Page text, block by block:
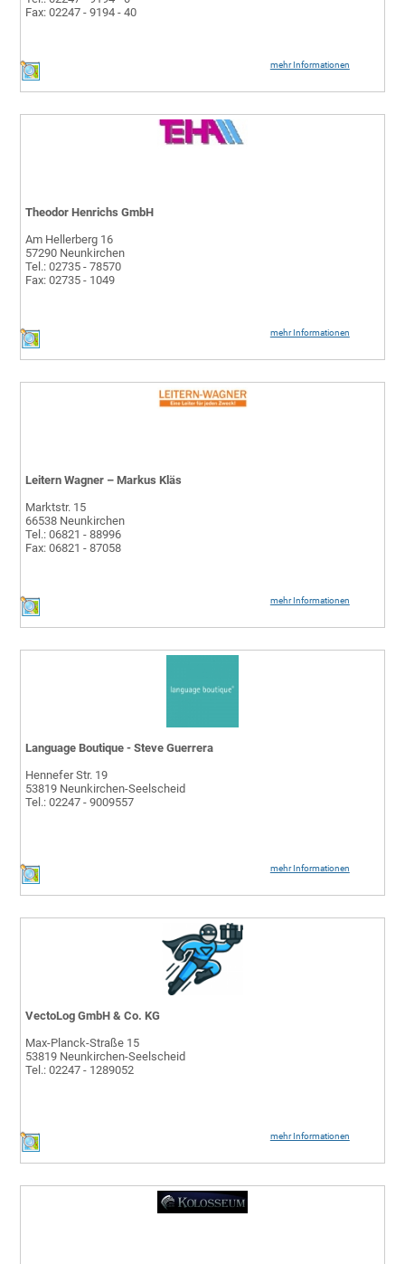
mehr Informationen
Fax: 02247 - 9194 - 40
mehr Informationen
Theodor Henrichs GmbH
Am Hellerberg 16
57290 Neunkirchen
Tel.: 02735 - 78570
Fax: 02735 - 1049
mehr Informationen
Leitern Wagner – Markus Kläs
Marktstr. 15
66538 Neunkirchen
Tel.: 06821 - 88996
Fax: 06821 - 87058
mehr Informationen
Language Boutique - Steve Guerrera
Hennefer Str. 19
53819 Neunkirchen-Seelscheid
Tel.: 02247 - 9009557
mehr Informationen
VectoLog GmbH & Co. KG
Max-Planck-Straße 15
53819 Neunkirchen-Seelscheid
Tel.: 02247 - 1289052